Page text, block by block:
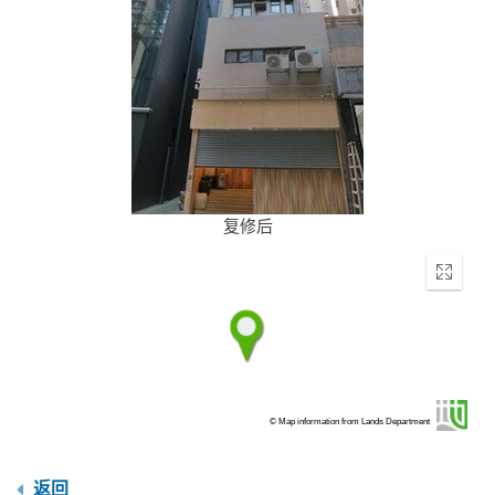
复修后
Enter
© Map information from Lands Department
返回